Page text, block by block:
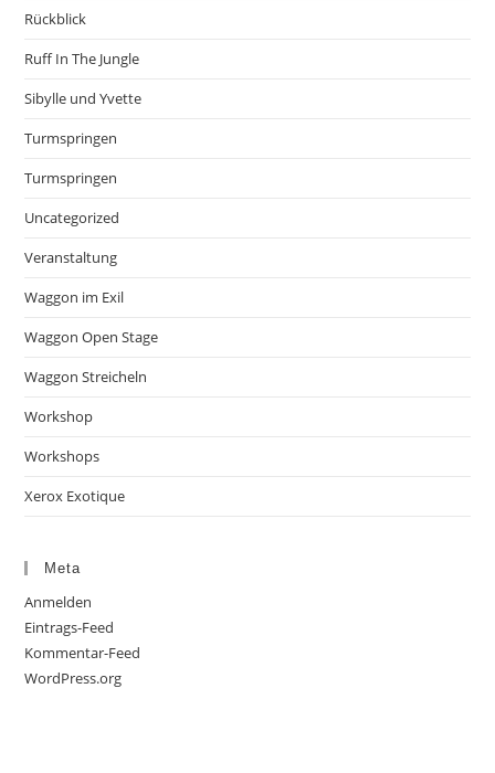
Rückblick
Ruff In The Jungle
Sibylle und Yvette
Turmspringen
Turmspringen
Uncategorized
Veranstaltung
Waggon im Exil
Waggon Open Stage
Waggon Streicheln
Workshop
Workshops
Xerox Exotique
Meta
Anmelden
Eintrags-Feed
Kommentar-Feed
WordPress.org